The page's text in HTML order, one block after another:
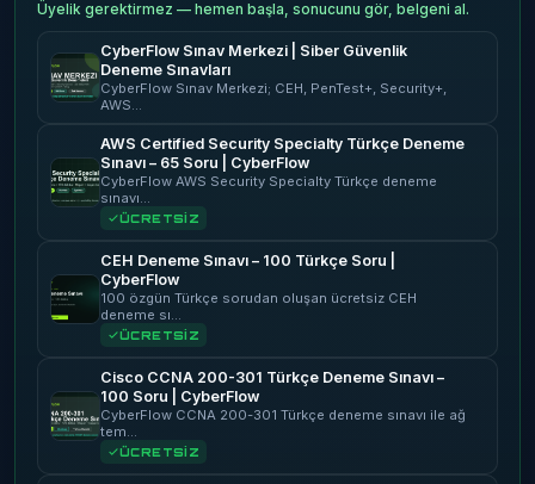
Üyelik gerektirmez — hemen başla, sonucunu gör, belgeni al.
CyberFlow Sınav Merkezi | Siber Güvenlik
Deneme Sınavları
CyberFlow Sınav Merkezi; CEH, PenTest+, Security+,
AWS…
AWS Certified Security Specialty Türkçe Deneme
Sınavı – 65 Soru | CyberFlow
CyberFlow AWS Security Specialty Türkçe deneme
sınavı…
ÜCRETSİZ
CEH Deneme Sınavı – 100 Türkçe Soru |
CyberFlow
100 özgün Türkçe sorudan oluşan ücretsiz CEH
deneme sı…
ÜCRETSİZ
Cisco CCNA 200-301 Türkçe Deneme Sınavı –
100 Soru | CyberFlow
CyberFlow CCNA 200-301 Türkçe deneme sınavı ile ağ
tem…
ÜCRETSİZ